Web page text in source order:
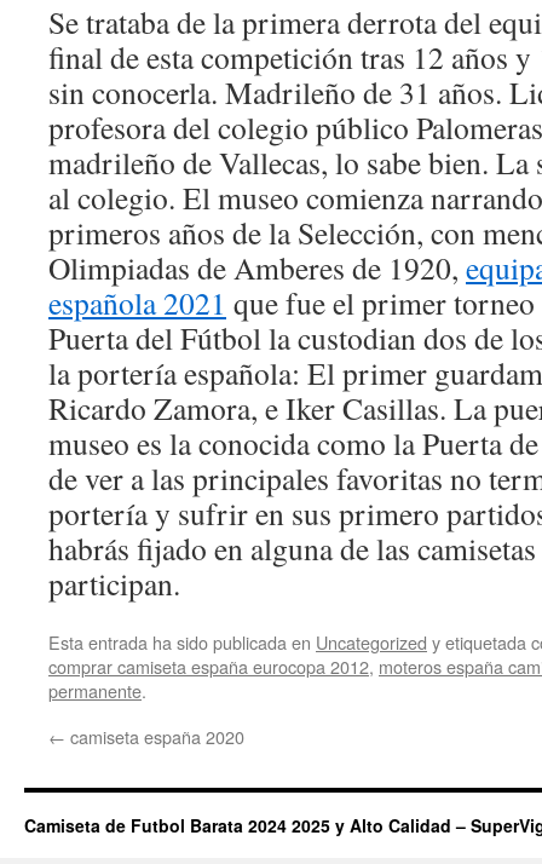
Se trataba de la primera derrota del
final de esta competición tras 12 años
sin conocerla. Madrileño de 31 años.
profesora del colegio público
madrileño de Vallecas, lo sabe bien. La
al colegio. El museo comienza
primeros años de la Selección, con
Olimpiadas de Amberes de 1920,
española 2021 que fue el primer
Puerta del Fútbol la custodian dos de
la portería española: El primer
Ricardo Zamora, e Iker Casillas. La
museo es la conocida como la Puerta
de ver a las principales favoritas no
portería y sufrir en sus primero
habrás fijado en alguna de las
participan.
Esta entrada ha sido publicada en Uncategorized y etiquetada
comprar camiseta españa eurocopa 2012, moteros españa
permanente.
← camiseta españa 2020
Camiseta de Futbol Barata 2024 2025 y Alto Calidad –